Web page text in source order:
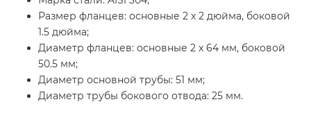
Размер фланцев: основные 2 x 2 дюйма, боковой
1.5 дюйма;
Диаметр фланцев: основные 2 x 64 мм, боковой
50.5 мм;
Диаметр основной трубы: 51 мм;
Диаметр трубы бокового отвода: 25 мм.